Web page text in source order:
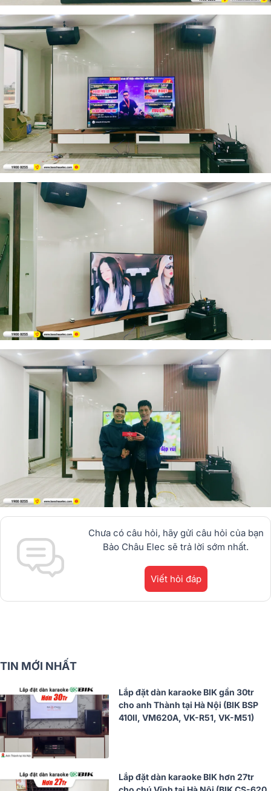
Chưa có câu hỏi, hãy gửi câu hỏi của bạn
Bảo Châu Elec sẽ trả lời sớm nhất.
Viết hỏi đáp
TIN MỚI NHẤT
Lắp đặt dàn karaoke BIK gần 30tr
cho anh Thành tại Hà Nội (BIK BSP
410II, VM620A, VK-R51, VK-M51)
Lắp đặt dàn karaoke BIK hơn 27tr